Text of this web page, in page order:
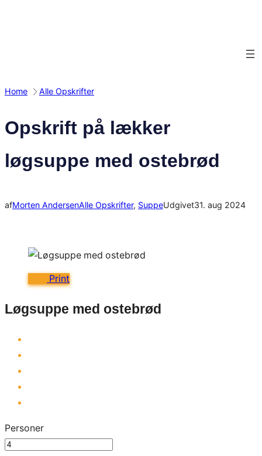
Home Alle Opskrifter
Opskrift på lækker
løgsuppe med ostebrød
afMorten AndersenAlle Opskrifter, SuppeUdgivet31. aug 2024
Print
Løgsuppe med ostebrød
Personer